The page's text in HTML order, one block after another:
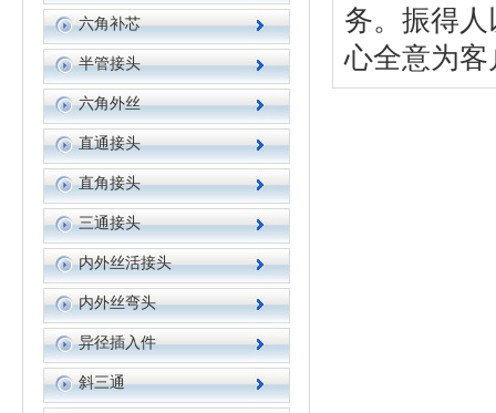
六角补芯
半管接头
六角外丝
直通接头
直角接头
三通接头
内外丝活接头
内外丝弯头
异径插入件
斜三通
务。振得
心全意为